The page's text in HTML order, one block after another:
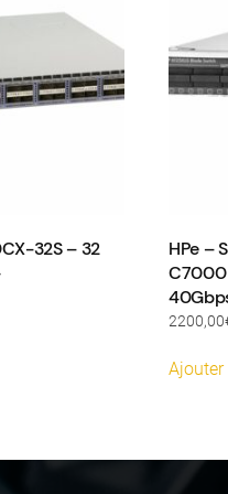
32S – 32
HPe –
C7000
2200,00
Ajouter